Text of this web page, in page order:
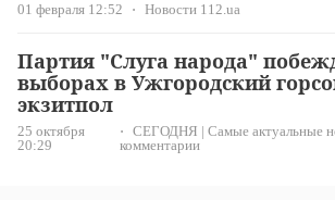
01 февраля 12:52 Новости 112.ua
Партия "Слуга народа"
выборах в Ужгородский
экзитпол
25 октября
20:29
СЕГОДНЯ | Самые актуальные
комментарии